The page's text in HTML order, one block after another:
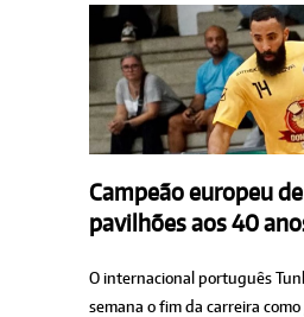
Campeão europeu
pavilhões aos 40
O internacional português
semana o fim da carreira